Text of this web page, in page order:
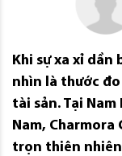
Khi sự xa xỉ
nhìn là thước
tài sản. Tại
Nam,
trọn thiên